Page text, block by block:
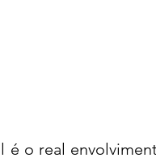
é o real